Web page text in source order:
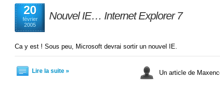
20
février
2005
Nouvel IE… Internet Explorer 7
Ca y est ! Sous peu, Microsoft devrai sortir un nouvel IE.
Lire la suite » Un article de